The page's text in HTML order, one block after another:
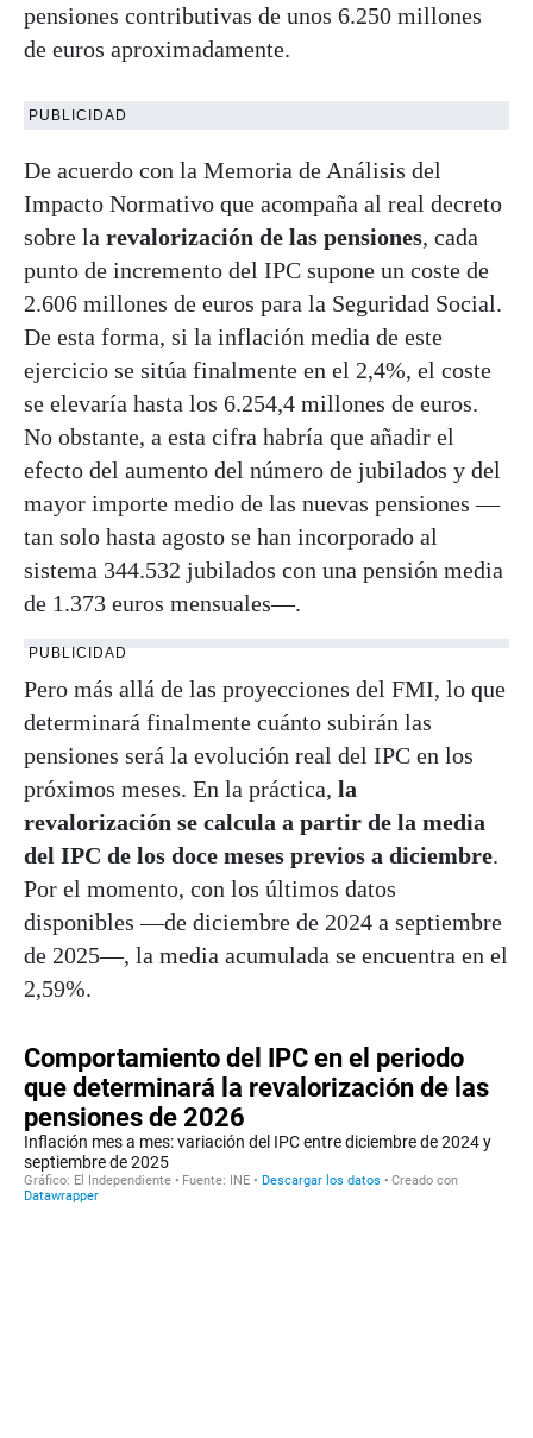
pensiones contributivas de unos 6.250 millones
de euros aproximadamente.
PUBLICIDAD
De acuerdo con la Memoria de Análisis del
Impacto Normativo que acompaña al real decreto
sobre la revalorización de las pensiones, cada
punto de incremento del IPC supone un coste de
2.606 millones de euros para la Seguridad Social.
De esta forma, si la inflación media de este
ejercicio se sitúa finalmente en el 2,4%, el coste
se elevaría hasta los 6.254,4 millones de euros.
No obstante, a esta cifra habría que añadir el
efecto del aumento del número de jubilados y del
mayor importe medio de las nuevas pensiones —
tan solo hasta agosto se han incorporado al
sistema 344.532 jubilados con una pensión media
de 1.373 euros mensuales—.
PUBLICIDAD
Pero más allá de las proyecciones del FMI, lo que
determinará finalmente cuánto subirán las
pensiones será la evolución real del IPC en los
próximos meses. En la práctica, la
revalorización se calcula a partir de la media
del IPC de los doce meses previos a diciembre.
Por el momento, con los últimos datos
disponibles —de diciembre de 2024 a septiembre
de 2025—, la media acumulada se encuentra en el
2,59%.